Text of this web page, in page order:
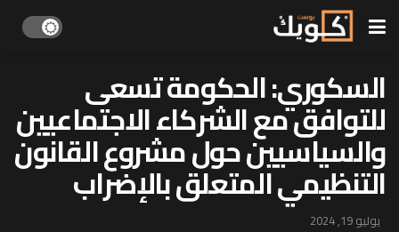
السكوري: الحكومة تسعى
للتوافق مع الشركاء الاجتماعيين
والسياسيين حول مشروع القانون
التنظيمي المتعلق بالإضراب
يوليو 19, 2024